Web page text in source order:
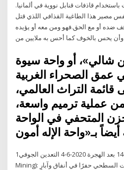
قاذفات قنابل نووية في ألمانيا.
مصير هذا الطاغية القذافي اللذي قتل
ضده أو مع الحق.فهو ومن معه أو يؤيده
يحس بالخوف كما أحس به ملايين من
شالي»، أو واحة سيوة
عمق الصحراء الغربية
قائمة التراث العالمي،
من عملية ترميم واسعة،
المتحفي في الواحة
1‏‏/6‏‏/1442 بعد الهجرة 2020-6-4 التعدين الجوفي (Underground
Mining): يتضمن التعدين الجوفي أو تحت السطحي حفرًا في أنفاق وآبارٍ